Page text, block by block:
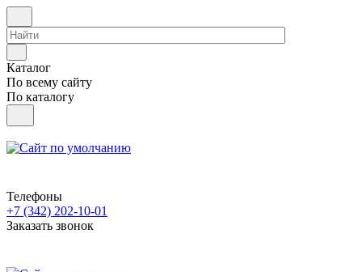
Каталог
По всему сайту
По каталогу
Телефоны
+7 (342) 202-10-01
Заказать звонок